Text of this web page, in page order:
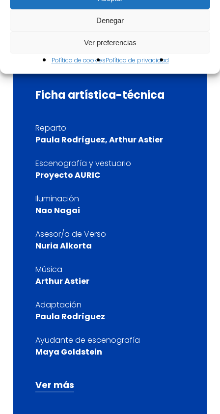
Denegar
Ver preferencias
Política de cookiesPolítica de privacidad
Ficha artística-técnica
Reparto
Paula Rodríguez, Arthur Astier
Escenografía y vestuario
Proyecto AURIC
Iluminación
Nao Nagai
Asesor/a de Verso
Nuria Alkorta
Música
Arthur Astier
Adaptación
Paula Rodríguez
Ayudante de escenografía
Maya Goldstein
Ver más